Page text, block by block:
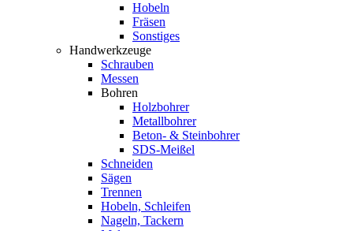
Hobeln
Fräsen
Sonstiges
Handwerkzeuge
Schrauben
Messen
Bohren
Holzbohrer
Metallbohrer
Beton- & Steinbohrer
SDS-Meißel
Schneiden
Sägen
Trennen
Hobeln, Schleifen
Nageln, Tackern